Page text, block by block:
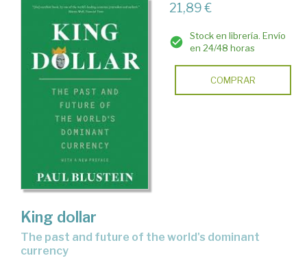
21,89 €
Stock en librería. Envío
en 24/48 horas
COMPRAR
King dollar
the past and future of the world's dominant
currency